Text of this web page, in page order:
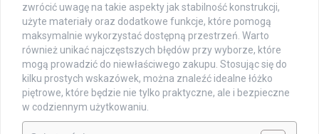
zwrócić uwagę na takie aspekty jak stabilność konstrukcji,
użyte materiały oraz dodatkowe funkcje, które pomogą
maksymalnie wykorzystać dostępną przestrzeń. Warto
również unikać najczęstszych błędów przy wyborze, które
mogą prowadzić do niewłaściwego zakupu. Stosując się do
kilku prostych wskazówek, można znaleźć idealne łóżko
piętrowe, które będzie nie tylko praktyczne, ale i bezpieczne
w codziennym użytkowaniu.